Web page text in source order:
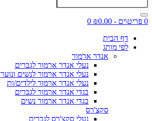
0 פריט\ים - ₪0.00
0
דף הבית
לפי מותג
אנדר ארמור
נעלי אנדר ארמור לגברים
נעלי אנדר ארמור לנשים ונוער
נעלי אנדר ארמור לילדים/ות
בגדי אנדר ארמור לגברים
בגדי אנדר ארמור נשים
סקצ'רס
נעלי סקצ'רס לגברים